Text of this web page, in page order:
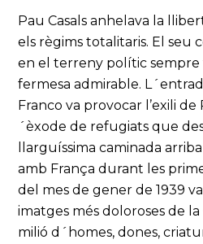
Pau Casals anhelava la
els règims totalitaris. El seu
en el terreny polític
fermesa admirable.
Franco va provocar l’exili de
´èxode de refugiats que
llarguíssima caminada
amb França durant les
del mes de gener de 1939
imatges més doloroses de la
milió d´homes, dones,